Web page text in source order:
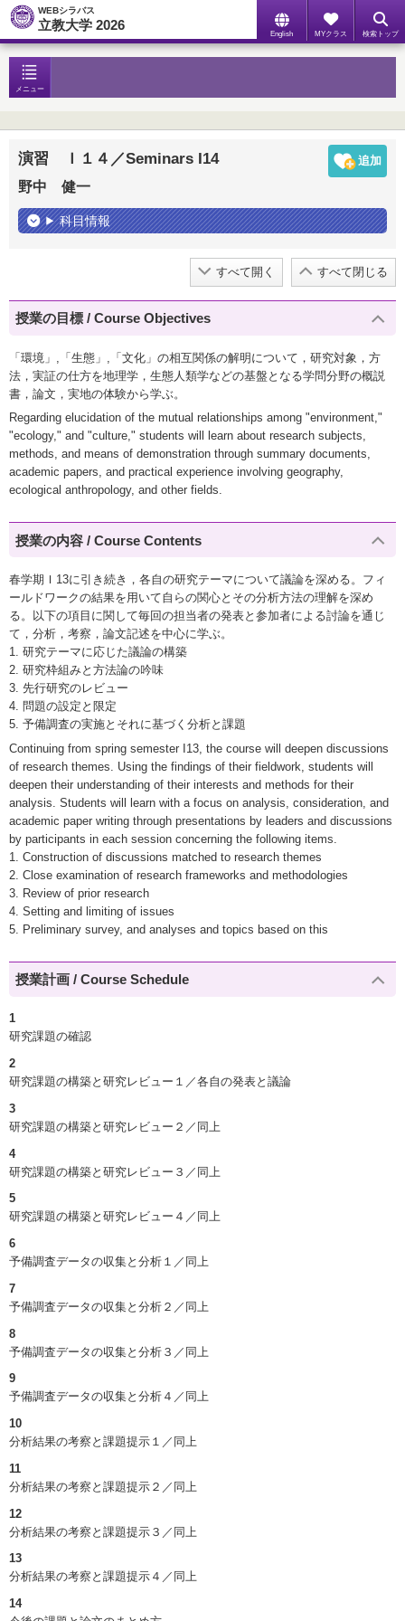
WEBシラバス
立教大学 2026
English MYクラス 検索トップ
メニュー
演習 Ｉ１４／Seminars I14
野中 健一
科目情報
すべて開く すべて閉じる
授業の目標 / Course Objectives
「環境」,「生態」,「文化」の相互関係の解明について，研究対象，方
法，実証の仕方を地理学，生態人類学などの基盤となる学問分野の概説
書，論文，実地の体験から学ぶ。
Regarding elucidation of the mutual relationships among "environment,"
"ecology," and "culture," students will learn about research subjects,
methods, and means of demonstration through summary documents,
academic papers, and practical experience involving geography,
ecological anthropology, and other fields.
授業の内容 / Course Contents
春学期Ｉ13に引き続き，各自の研究テーマについて議論を深める。フィ
ールドワークの結果を用いて自らの関心とその分析方法の理解を深め
る。以下の項目に関して毎回の担当者の発表と参加者による討論を通じ
て，分析，考察，論文記述を中心に学ぶ。
1. 研究テーマに応じた議論の構築
2. 研究枠組みと方法論の吟味
3. 先行研究のレビュー
4. 問題の設定と限定
5. 予備調査の実施とそれに基づく分析と課題
Continuing from spring semester I13, the course will deepen discussions
of research themes. Using the findings of their fieldwork, students will
deepen their understanding of their interests and methods for their
analysis. Students will learn with a focus on analysis, consideration, and
academic paper writing through presentations by leaders and discussions
by participants in each session concerning the following items.
1. Construction of discussions matched to research themes
2. Close examination of research frameworks and methodologies
3. Review of prior research
4. Setting and limiting of issues
5. Preliminary survey, and analyses and topics based on this
授業計画 / Course Schedule
1
研究課題の確認
2
研究課題の構築と研究レビュー１／各自の発表と議論
3
研究課題の構築と研究レビュー２／同上
4
研究課題の構築と研究レビュー３／同上
5
研究課題の構築と研究レビュー４／同上
6
予備調査データの収集と分析１／同上
7
予備調査データの収集と分析２／同上
8
予備調査データの収集と分析３／同上
9
予備調査データの収集と分析４／同上
10
分析結果の考察と課題提示１／同上
11
分析結果の考察と課題提示２／同上
12
分析結果の考察と課題提示３／同上
13
分析結果の考察と課題提示４／同上
14